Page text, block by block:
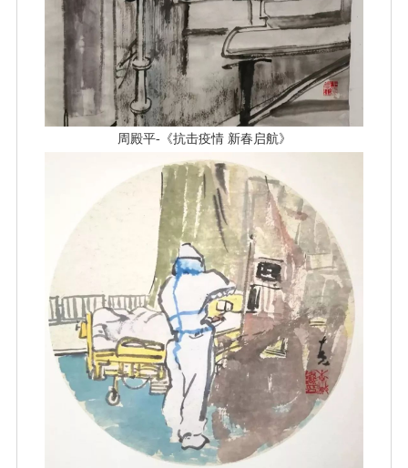
周殿平-《抗击疫情 新春启航》